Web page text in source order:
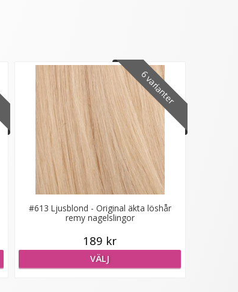
6 varianter
#613 Ljusblond - Original äkta löshår
remy nagelslingor
189 kr
VÄLJ